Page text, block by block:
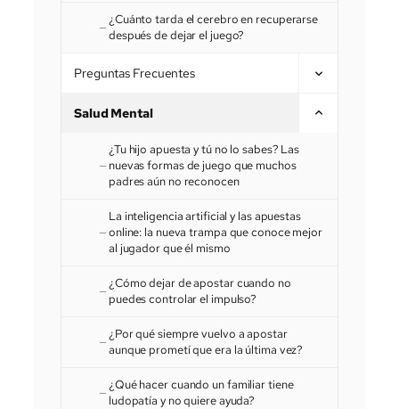
¿Cuánto tarda el cerebro en recuperarse
después de dejar el juego?
Preguntas Frecuentes
Salud Mental
¿Tu hijo apuesta y tú no lo sabes? Las
nuevas formas de juego que muchos
padres aún no reconocen
La inteligencia artificial y las apuestas
online: la nueva trampa que conoce mejor
al jugador que él mismo
¿Cómo dejar de apostar cuando no
puedes controlar el impulso?
¿Por qué siempre vuelvo a apostar
aunque prometí que era la última vez?
¿Qué hacer cuando un familiar tiene
ludopatía y no quiere ayuda?